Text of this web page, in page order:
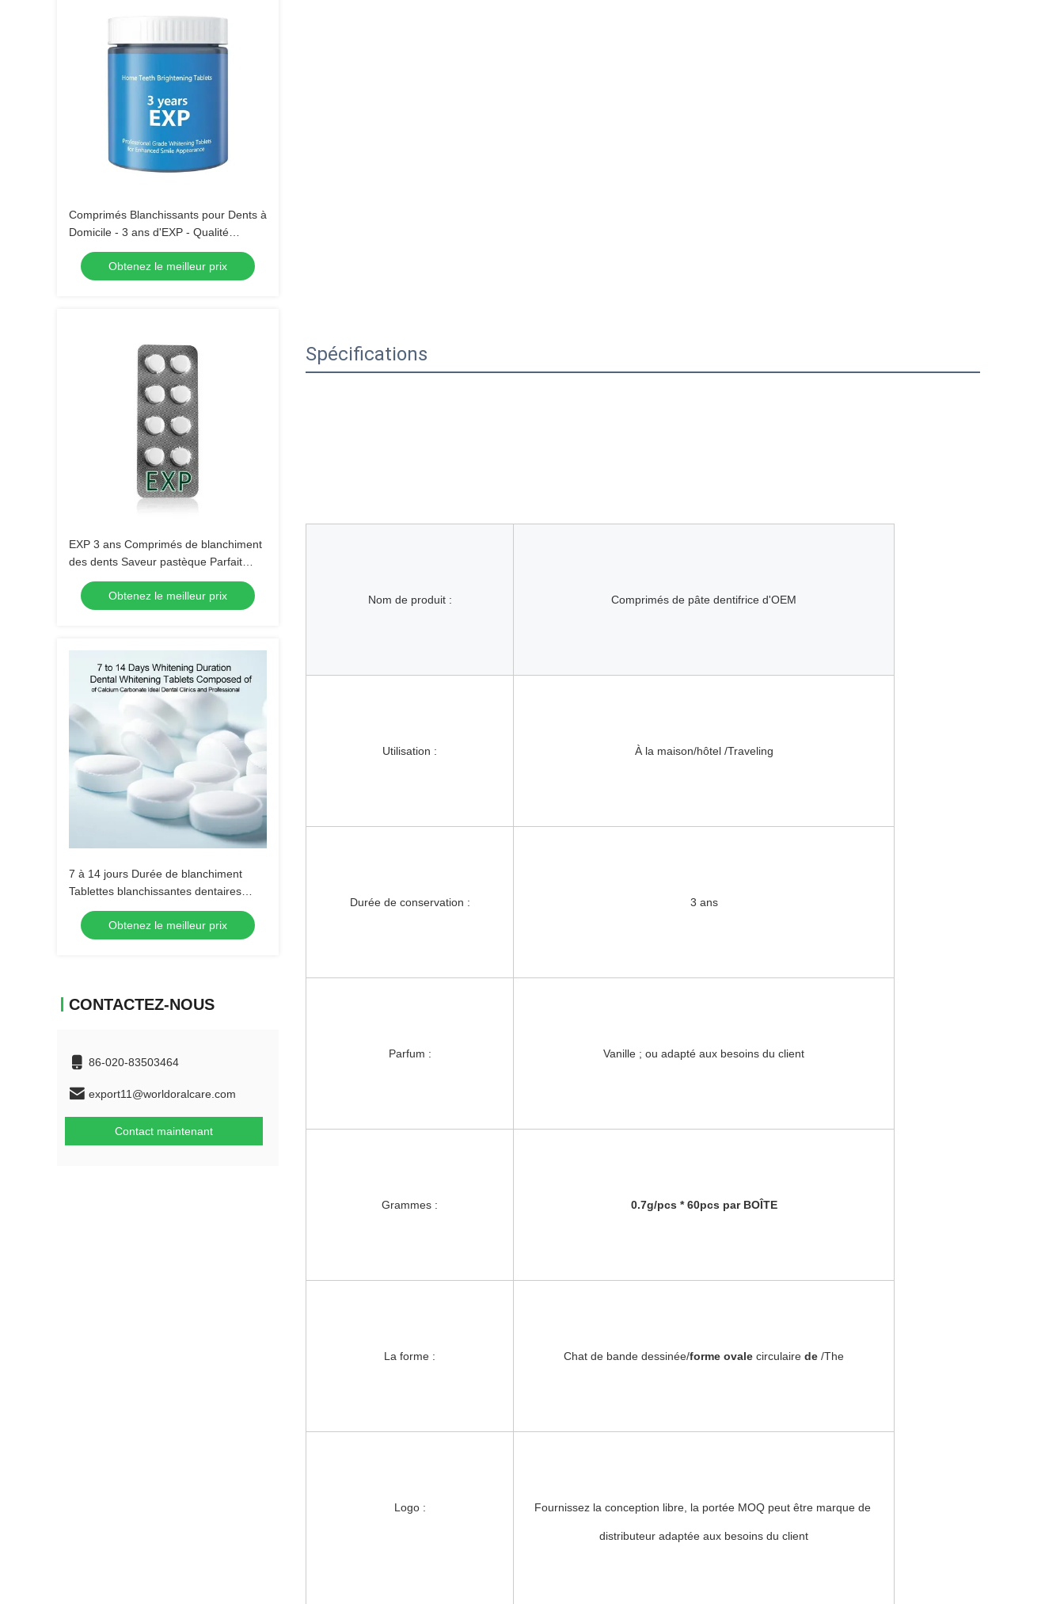
Comprimés Blanchissants pour Dents à
Domicile - 3 ans d'EXP - Qualité
Professionnelle - Pour un Sourire
ÉclatantObtenez le meilleur prix
EXP 3 ans Comprimés de blanchiment
des dents Saveur pastèque Parfait
pour hôtel Voyage Maison Mélange
d'ingrédients naturels
Obtenez le meilleur prix
7 à 14 jours Durée de blanchiment
Tablettes blanchissantes dentaires
composées de carbonate de calcium
Idéales pour les cliniques dentaires et
les professionnels
Obtenez le meilleur prix
CONTACTEZ-NOUS
86-020-83503464
export11@worldoralcare.com
Contact maintenant
Spécifications
Nom de produit : Comprimés de pâte dentifrice d'OEM
Utilisation : À la maison/hôtel /Traveling
Durée de conservation : 3 ans
Parfum : Vanille ; ou adapté aux besoins du client
Grammes : 0.7g/pcs * 60pcs par BOÎTE
La forme : Chat de bande dessinée/forme ovale circulaire de /The
Logo : Fournissez la conception libre, la portée MOQ peut être marque de
distributeur adaptée aux besoins du client